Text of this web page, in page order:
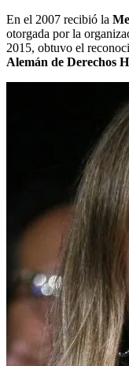
En el 2007 recibió la
otorgada por la
2015, obtuvo el
Alemán de Derechos